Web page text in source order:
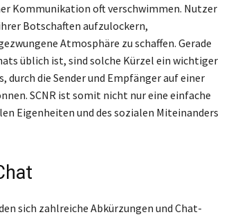
Kommunikation oft verschwimmen. Nutzer
Botschaften aufzulockern,
Atmosphäre zu schaffen. Gerade
üblich ist, sind solche Kürzel ein wichtiger
die Sender und Empfänger auf einer
SCNR ist somit nicht nur eine einfache
Eigenheiten und des sozialen Miteinanders
sich zahlreiche Abkürzungen und Chat-